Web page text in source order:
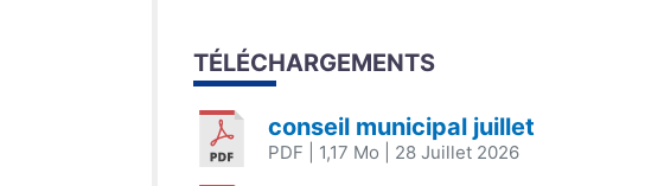
TÉLÉCHARGEMENTS
conseil municipal juillet
PDF | 1,17 Mo | 28 Juillet 2026